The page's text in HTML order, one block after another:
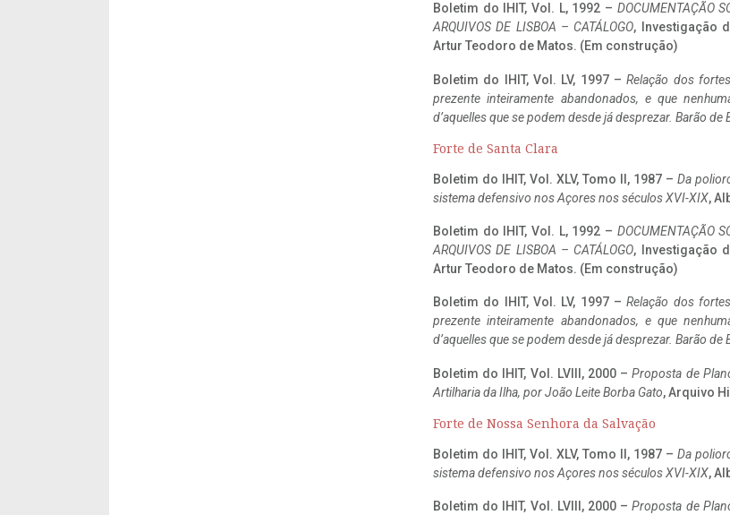
Boletim do IHIT, Vol. L, 1992 – DOCUMENTAÇÃO
ARQUIVOS DE LISBOA – CATÁLOGO, Investigação
Artur Teodoro de Matos. (Em construção)
Boletim do IHIT, Vol. LV, 1997 –Relação dos
prezente inteiramente abandonados, e que
d’aquelles que se podem desde já desprezar. Barão de
Forte de Santa Clara
Boletim do IHIT, Vol. XLV, Tomo II, 1987 – Da
sistema defensivo nos Açores nos séculos XVI-XIX,
Boletim do IHIT, Vol. L, 1992 – DOCUMENTAÇÃO
ARQUIVOS DE LISBOA – CATÁLOGO, Investigação
Artur Teodoro de Matos. (Em construção)
Boletim do IHIT, Vol. LV, 1997 –Relação dos
prezente inteiramente abandonados, e que
d’aquelles que se podem desde já desprezar. Barão de
Boletim do IHIT, Vol. LVIII, 2000 –Proposta de
Artilharia da Ilha, por João Leite Borba Gato, Arquivo
Forte de Nossa Senhora da Salvação
Boletim do IHIT, Vol. XLV, Tomo II, 1987 – Da
sistema defensivo nos Açores nos séculos XVI-XIX,
Boletim do IHIT, Vol. LVIII, 2000 –Proposta de